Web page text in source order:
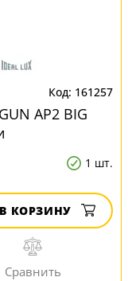
161257
AP2 BIG
1 шт.
В КОРЗИНУ